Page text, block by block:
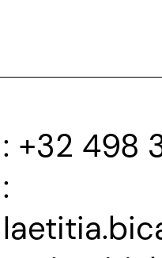
+32 498